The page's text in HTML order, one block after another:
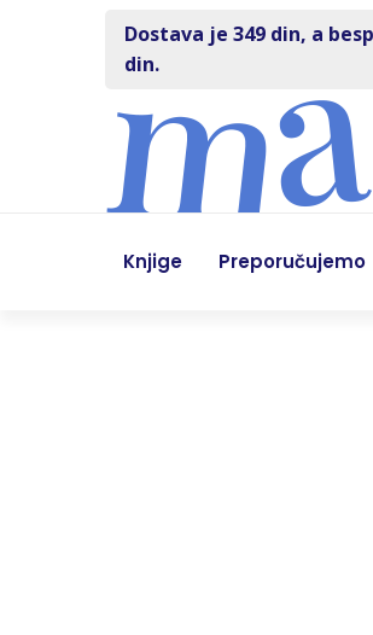
Dostava je 349 din, a
din.
Knjige Preporučujemo